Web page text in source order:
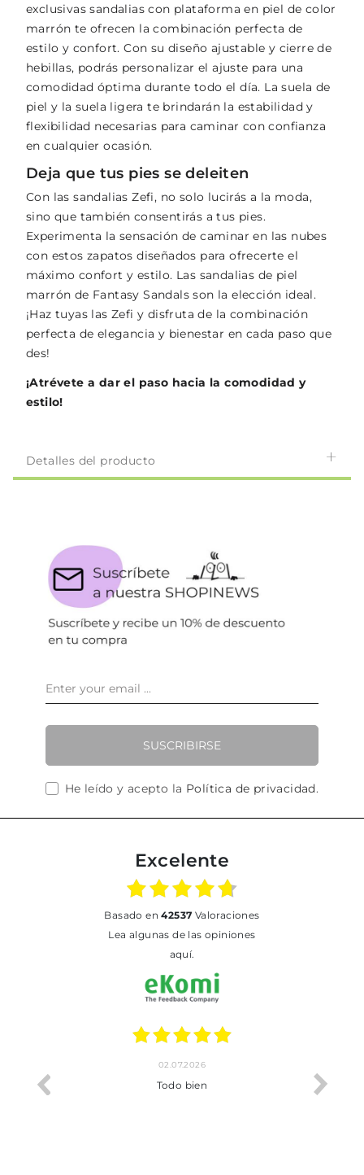
exclusivas sandalias con plataforma en piel de color
marrón te ofrecen la combinación perfecta de
estilo y confort. Con su diseño ajustable y cierre de
hebillas, podrás personalizar el ajuste para una
comodidad óptima durante todo el día. La suela de
piel y la suela ligera te brindarán la estabilidad y
flexibilidad necesarias para caminar con confianza
en cualquier ocasión.
Deja que tus pies se deleiten
Con las sandalias Zefi, no solo lucirás a la moda,
sino que también consentirás a tus pies.
Experimenta la sensación de caminar en las nubes
con estos zapatos diseñados para ofrecerte el
máximo confort y estilo. Las sandalias de piel
marrón de Fantasy Sandals son la elección ideal.
¡Haz tuyas las Zefi y disfruta de la combinación
perfecta de elegancia y bienestar en cada paso que
des!
¡Atrévete a dar el paso hacia la comodidad y
estilo!
Detalles del producto
SUSCRIBIRSE
He leído y acepto la Política de privacidad.
Excelente
basado en42537 Valoraciones
Lea algunas de las opiniones
aquí.
02.07.2026
Todo bien